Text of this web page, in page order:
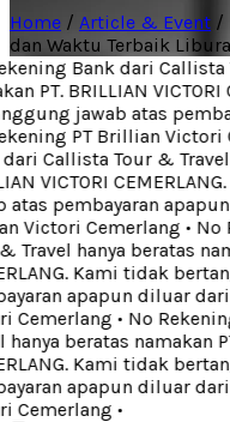
Home / Article & Event /
dan Waktu Terbaik
Bank dari Callista
PT. BRILLIAN VICTORI
jawab atas
PT Brillian Victori
Callista Tour & Travel
VICTORI
pembayaran
Victori Cemerlang• No
Travel hanya beratas
Kami tidak
apapun diluar dari
Cemerlang• No
beratas namakan
Kami tidak
apapun diluar dari
Cemerlang•